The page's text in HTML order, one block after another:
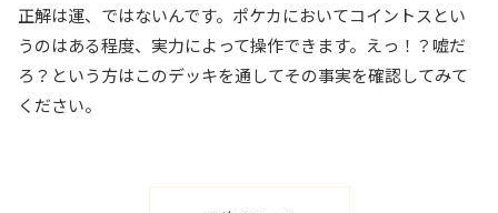
正解は運、ではないんです。ポケカにおいてコイントスとい
うのはある程度、実力によって操作できます。えっ！？嘘だ
ろ？という方はこのデッキを通してその事実を確認してみて
ください。